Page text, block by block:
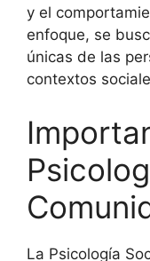
y el
enfoque, se
únicas de las
contextos
La Psicología